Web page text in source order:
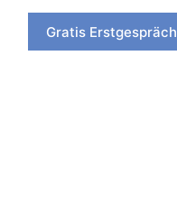
Gratis Erstgespräch